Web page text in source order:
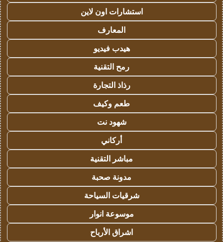
استشارات اون لاين
المعارف
هيدب فيديو
رمح التقنية
رذاذ التجارة
طعم وكيف
شهود نت
أركاني
مباشر التقنية
مدونة صحبة
شرقيات السياحة
موسوعة انوار
اشراق الأرباح